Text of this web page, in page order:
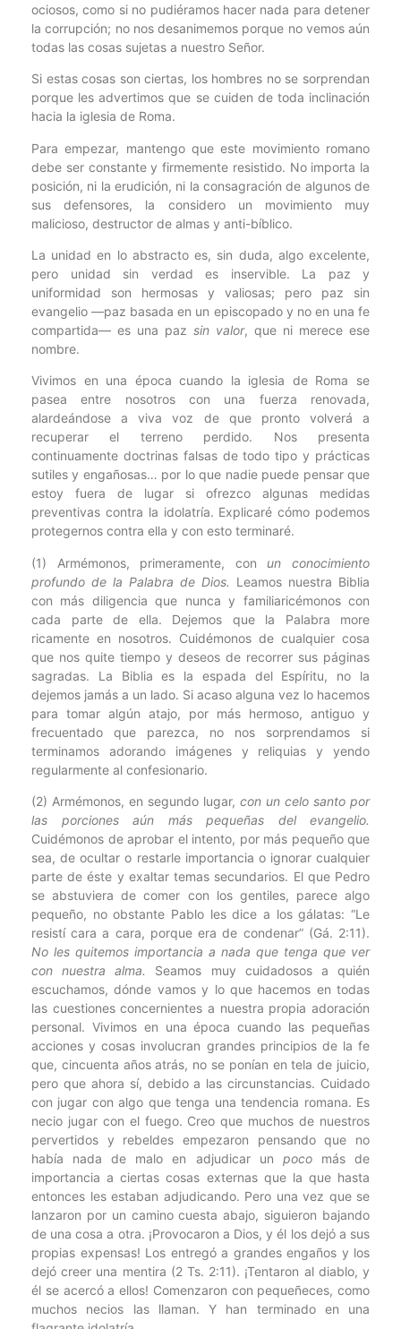
ociosos, como si no pudiéramos hacer nada para detener
la corrupción; no nos desanimemos porque no vemos aún
todas las cosas sujetas a nuestro Señor.
Si estas cosas son ciertas, los hombres no se sorprendan
porque les advertimos que se cuiden de toda inclinación
hacia la iglesia de Roma.
Para empezar, mantengo que este movimiento romano
debe ser constante y firmemente resistido. No importa la
posición, ni la erudición, ni la consagración de algunos de
sus defensores, la considero un movimiento muy
malicioso, destructor de almas y anti-bíblico.
La unidad en lo abstracto es, sin duda, algo excelente,
pero unidad sin verdad es inservible. La paz y
uniformidad son hermosas y valiosas; pero paz sin
evangelio —paz basada en un episcopado y no en una fe
compartida— es una paz sin valor, que ni merece ese
nombre.
Vivimos en una época cuando la iglesia de Roma se
pasea entre nosotros con una fuerza renovada,
alardeándose a viva voz de que pronto volverá a
recuperar el terreno perdido. Nos presenta
continuamente doctrinas falsas de todo tipo y prácticas
sutiles y engañosas… por lo que nadie puede pensar que
estoy fuera de lugar si ofrezco algunas medidas
preventivas contra la idolatría. Explicaré cómo podemos
protegernos contra ella y con esto terminaré.
(1) Armémonos, primeramente, con un conocimiento
profundo de la Palabra de Dios. Leamos nuestra Biblia
con más diligencia que nunca y familiaricémonos con
cada parte de ella. Dejemos que la Palabra more
ricamente en nosotros. Cuidémonos de cualquier cosa
que nos quite tiempo y deseos de recorrer sus páginas
sagradas. La Biblia es la espada del Espíritu, no la
dejemos jamás a un lado. Si acaso alguna vez lo hacemos
para tomar algún atajo, por más hermoso, antiguo y
frecuentado que parezca, no nos sorprendamos si
terminamos adorando imágenes y reliquias y yendo
regularmente al confesionario.
(2) Armémonos, en segundo lugar, con un celo santo por
las porciones aún más pequeñas del evangelio.
Cuidémonos de aprobar el intento, por más pequeño que
sea, de ocultar o restarle importancia o ignorar cualquier
parte de éste y exaltar temas secundarios. El que Pedro
se abstuviera de comer con los gentiles, parece algo
pequeño, no obstante Pablo les dice a los gálatas: “Le
resistí cara a cara, porque era de condenar” (Gá. 2:11).
No les quitemos importancia a nada que tenga que ver
con nuestra alma.
Seamos muy cuidadosos a quién
escuchamos, dónde vamos y lo que hacemos en todas
las cuestiones concernientes a nuestra propia adoración
personal. Vivimos en una época cuando las pequeñas
acciones y cosas involucran grandes principios de la fe
que, cincuenta años atrás, no se ponían en tela de juicio,
pero que ahora sí, debido a las circunstancias. Cuidado
con jugar con algo que tenga una tendencia romana. Es
necio jugar con el fuego. Creo que muchos de nuestros
pervertidos y rebeldes empezaron pensando que no
había nada de malo en adjudicar un pocomás de
importancia a ciertas cosas externas que la que hasta
entonces les estaban adjudicando. Pero una vez que se
lanzaron por un camino cuesta abajo, siguieron bajando
de una cosa a otra. ¡Provocaron a Dios, y él los dejó a sus
propias expensas! Los entregó a grandes engaños y los
dejó creer una mentira (2 Ts. 2:11). ¡Tentaron al diablo, y
él se acercó a ellos! Comenzaron con pequeñeces, como
muchos necios las llaman. Y han terminado en una